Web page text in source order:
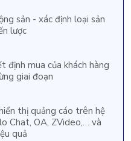
sản - xác định loại sản
lược
định mua của khách hàng
giai đoạn
thị quảng cáo trên hệ
Chat, OA, ZVideo,… và
quả